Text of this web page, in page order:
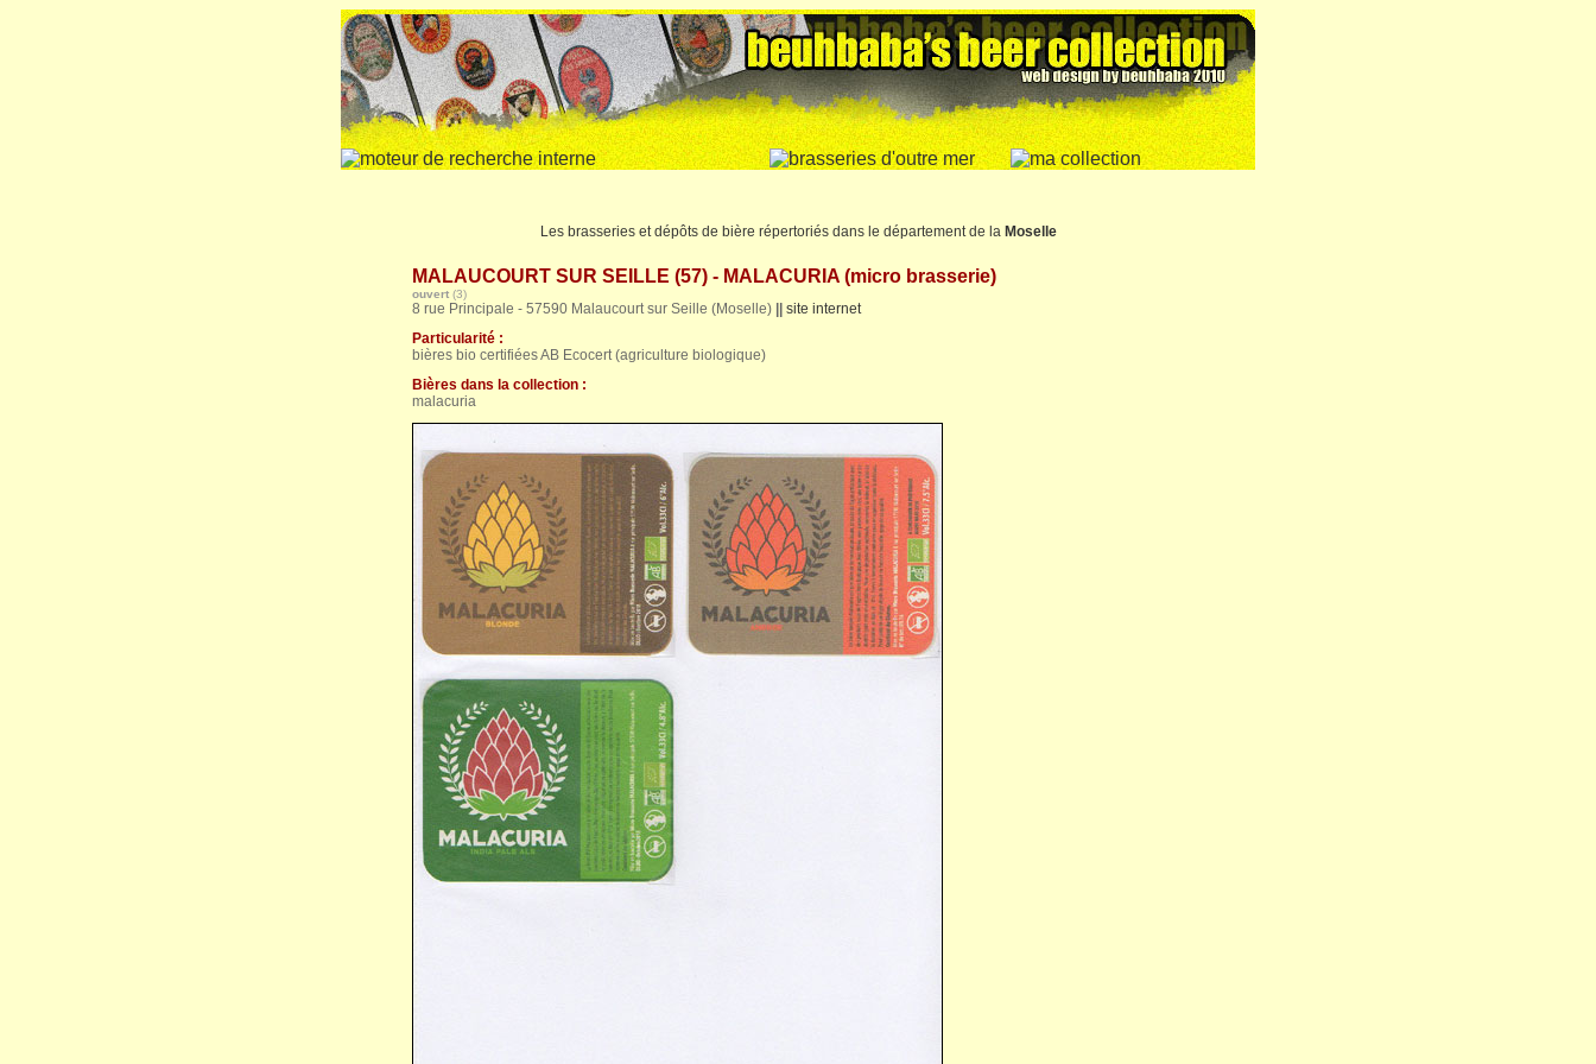
Les brasseries et dépôts de bière répertoriés dans le département de la Moselle
MALAUCOURT SUR SEILLE (57) - MALACURIA (micro brasserie)
ouvert (3)
8 rue Principale - 57590 Malaucourt sur Seille (Moselle)
site internet
Particularité :
bières bio certifiées AB Ecocert (agriculture biologique)
Bières dans la collection :
malacuria